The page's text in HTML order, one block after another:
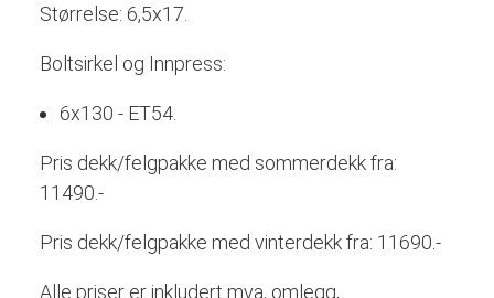
Størrelse: 6,5x17.
Boltsirkel og Innpress:
6x130 - ET54.
Pris dekk/felgpakke med sommerdekk fra:
11490.-
Pris dekk/felgpakke med vinterdekk fra: 11690.-
Alle priser er inkludert mva, omlegg,